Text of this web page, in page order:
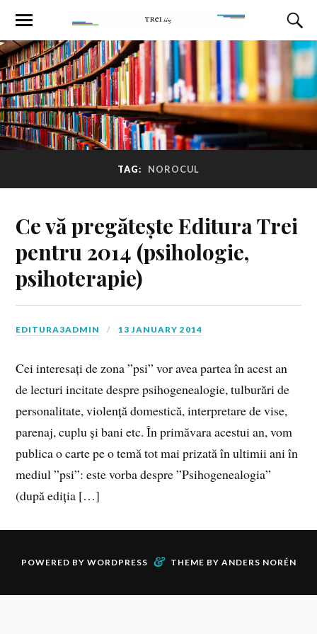
TAG: NOROCUL
Ce vă pregătește Editura Trei
pentru 2014 (psihologie,
psihoterapie)
EDITURA3ADMIN 13 JANUARY 2014
Cei interesați de zona ”psi” vor avea partea în acest an
de lecturi incitate despre psihogenealogie, tulburări de
personalitate, violență domestică, interpretare de vise,
parenaj, cuplu și bani etc. În primăvara acestui an, vom
publica o carte pe o temă tot mai prizată în ultimii ani în
mediul ”psi”: este vorba despre ”Psihogenealogia”
(după ediția […]
POWERED BY WORDPRESS & THEME BY ANDERS NORÉN